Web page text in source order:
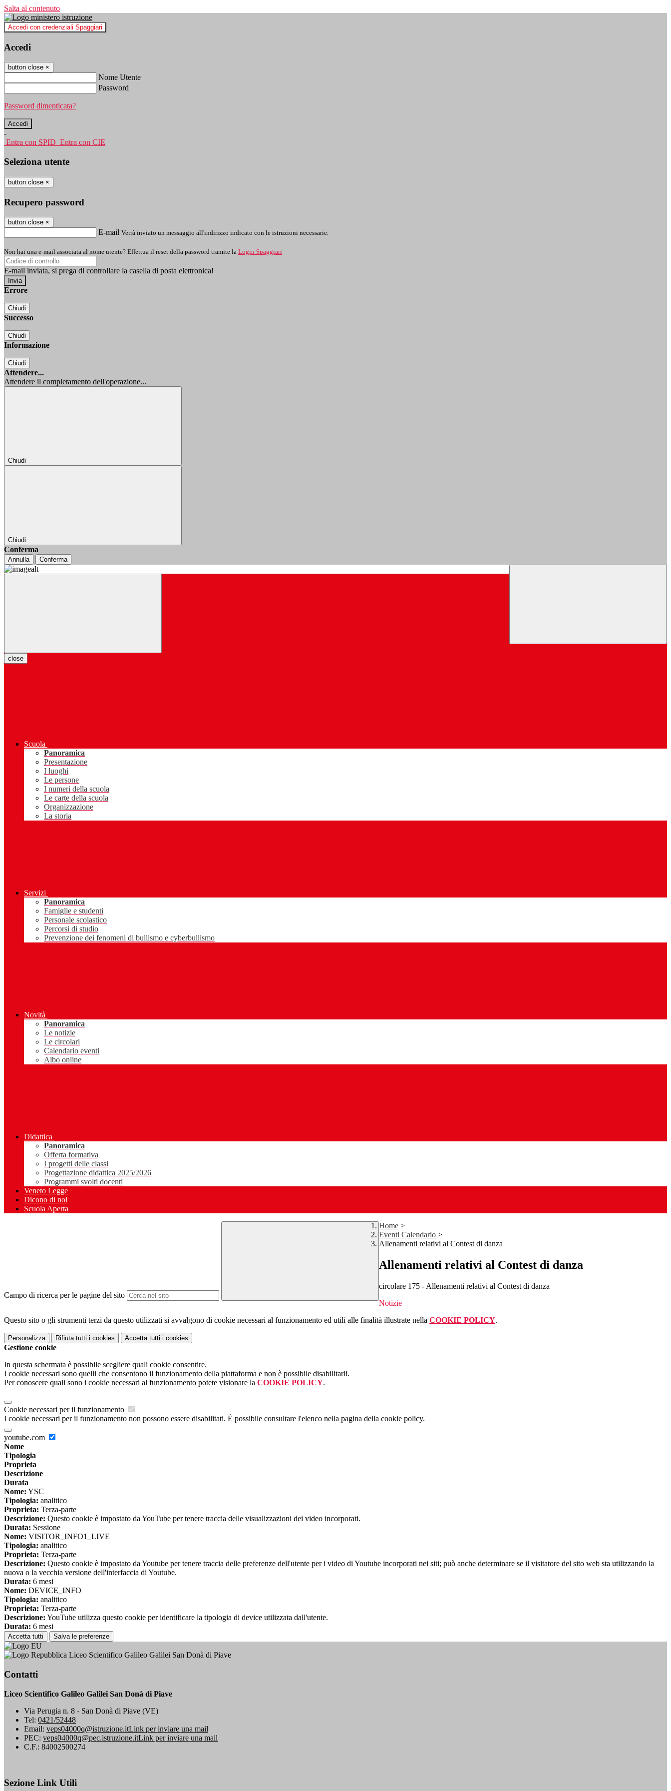
Salta al contenuto
Accedi con credenziali Spaggiari
Accedi
button close ×
Nome Utente
Password
Password dimenticata?
-
Entra con SPID Entra con CIE
Seleziona utente
button close ×
Recupero password
button close ×
E-mail Verrà inviato un messaggio all'indirizzo indicato con le istruzioni necessarie.
Non hai una e-mail associata al nome utente? Effettua il reset della password tramite la Login Spaggiari
E-mail inviata, si prega di controllare la casella di posta elettronica!
Errore
Chiudi
Successo
Chiudi
Informazione
Chiudi
Attendere...
Attendere il completamento dell'operazione...
Chiudi
Chiudi
Conferma
Annulla Conferma
close
Scuola
Panoramica
Presentazione
I luoghi
Le persone
I numeri della scuola
Le carte della scuola
Organizzazione
La storia
Servizi
Panoramica
Famiglie e studenti
Personale scolastico
Percorsi di studio
Prevenzione dei fenomeni di bullismo e cyberbullismo
Novità
Panoramica
Le notizie
Le circolari
Calendario eventi
Albo online
Didattica
Panoramica
Offerta formativa
I progetti delle classi
Progettazione didattica 2025/2026
Programmi svolti docenti
Veneto Legge
Dicono di noi
Scuola Aperta
Campo di ricerca per le pagine del sito
Home >
Eventi Calendario >
Allenamenti relativi al Contest di danza
Allenamenti relativi al Contest di danza
circolare 175 - Allenamenti relativi al Contest di danza
Notizie
Questo sito o gli strumenti terzi da questo utilizzati si avvalgono di cookie necessari al funzionamento ed utili alle finalità illustrate nella COOKIE POLICY.
Personalizza Rifiuta tutti i cookies Accetta tutti i cookies
Gestione cookie
In questa schermata è possibile scegliere quali cookie consentire.
I cookie necessari sono quelli che consentono il funzionamento della piattaforma e non è possibile disabilitarli.
Per conoscere quali sono i cookie necessari al funzionamento potete visionare la COOKIE POLICY.
Cookie necessari per il funzionamento
I cookie necessari per il funzionamento non possono essere disabilitati. È possibile consultare l'elenco nella pagina della cookie policy.
youtube.com
Nome
Tipologia
Proprieta
Descrizione
Durata
Nome: YSC
Tipologia: analitico
Proprieta: Terza-parte
Descrizione: Questo cookie è impostato da YouTube per tenere traccia delle visualizzazioni dei video incorporati.
Durata: Sessione
Nome: VISITOR_INFO1_LIVE
Tipologia: analitico
Proprieta: Terza-parte
Descrizione: Questo cookie è impostato da Youtube per tenere traccia delle preferenze dell'utente per i video di Youtube incorporati nei siti; può anche determinare se il visitatore del sito web sta utilizzando la
nuova o la vecchia versione dell'interfaccia di Youtube.
Durata: 6 mesi
Nome: DEVICE_INFO
Tipologia: analitico
Proprieta: Terza-parte
Descrizione: YouTube utilizza questo cookie per identificare la tipologia di device utilizzata dall'utente.
Durata: 6 mesi
Accetta tutti Salva le preferenze
Liceo Scientifico Galileo Galilei San Donà di Piave
Contatti
Liceo Scientifico Galileo Galilei San Donà di Piave
Via Perugia n. 8 - San Donà di Piave (VE)
Tel: 0421/52448
Email: veps04000q@istruzione.itLink per inviare una mail
PEC: veps04000q@pec.istruzione.itLink per inviare una mail
C.F.: 84002500274
Sezione Link Utili